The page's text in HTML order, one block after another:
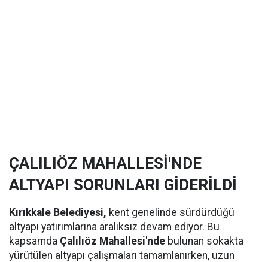
ÇALILIÖZ MAHALLESİ'NDE
ALTYAPI SORUNLARI GİDERİLDİ
Kırıkkale Belediyesi, kent genelinde sürdürdüğü
altyapı yatırımlarına aralıksız devam ediyor. Bu
kapsamda Çalılıöz Mahallesi'nde bulunan sokakta
yürütülen altyapı çalışmaları tamamlanırken, uzun